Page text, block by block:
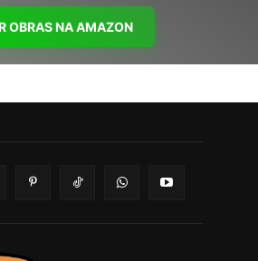
OBRAS NA AMAZON